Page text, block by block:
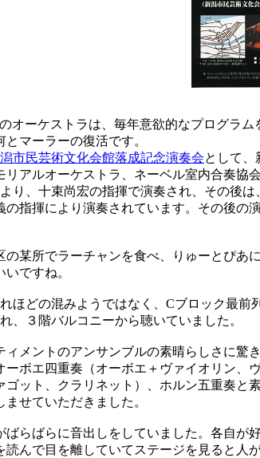
オーケストラは、毎年意欲的なプログラム
マーラーの復活です。
市民芸術文化会館落成記念演奏会として、
アルオーケストラ、ネーベル室内合奏協
り、十束尚宏の指揮で演奏され、その後は
の指揮により演奏されています。その後の
某所でラーチャンを食べ、りゅーとぴあ
ですね。
どの混みようではなく、Cブロック最前
、３階バルコニーから聴いていました。
メントのアンサンブルの素晴らしさに驚
ボエ四重奏（オーボエ＋ヴァイオリン、
ット、クラリネット）、ホルン五重奏と
せていただきました。
らばらに音出しをしていました。各自が好
んで目を離していてステージを見ると人